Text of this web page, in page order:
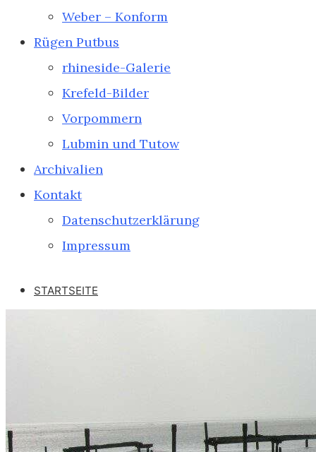
Weber – Konform
Rügen Putbus
rhineside-Galerie
Krefeld-Bilder
Vorpommern
Lubmin und Tutow
Archivalien
Kontakt
Datenschutzerklärung
Impressum
STARTSEITE
WEBCAMZ